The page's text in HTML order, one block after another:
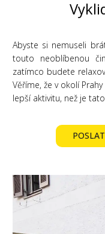
Abyste si nemuseli
touto neoblíbenou
zatímco budete
Věříme, že v okolí
lepší aktivitu, než je